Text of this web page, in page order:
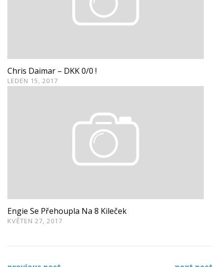
Chris Daimar – DKK 0/0 !
LEDEN 15, 2017
Engie Se Přehoupla Na 8 Kileček
KVĚTEN 27, 2017